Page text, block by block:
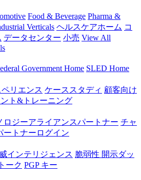
Food & Beverage Pharma &
Verticals ヘルスケアホーム コ
データセンター 小売 View All
Government Home SLED Home
リエンス ケーススタディ 顧客向け
ト&トレーニング
ロジーアライアンスパートナー チャ
ートナーログイン
インテリジェンス 脆弱性 開示ダッ
トーク PGP キー